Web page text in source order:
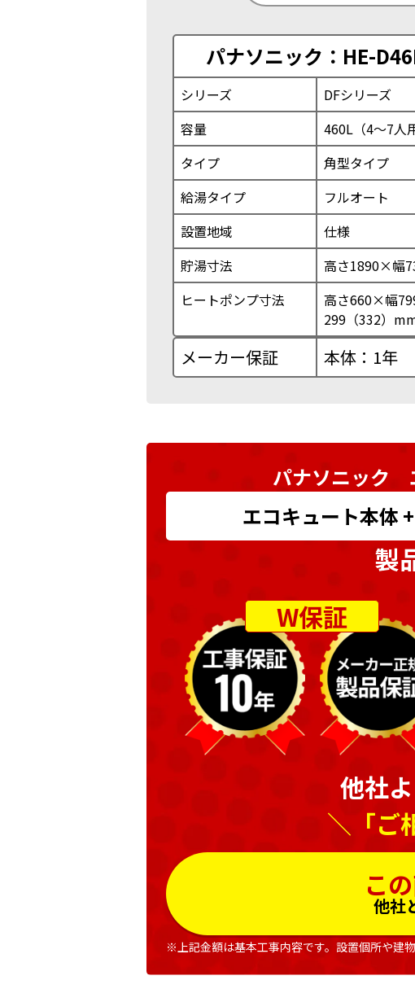
パナソニック：HE-
シリーズ
DFシリーズ
容量
460L（4～7人
タイプ
角型タイプ
給湯タイプ
フルオート
設置地域
仕様
貯湯寸法
高さ1890×幅
ヒートポンプ寸法
高さ660×幅
299（332）
メーカー保証 本体：1年
パナソニック
エコキュート本体
製
W保証
他社
＼「ご
こ
他社
※上記金額は基本工事内容です。設置個所や建